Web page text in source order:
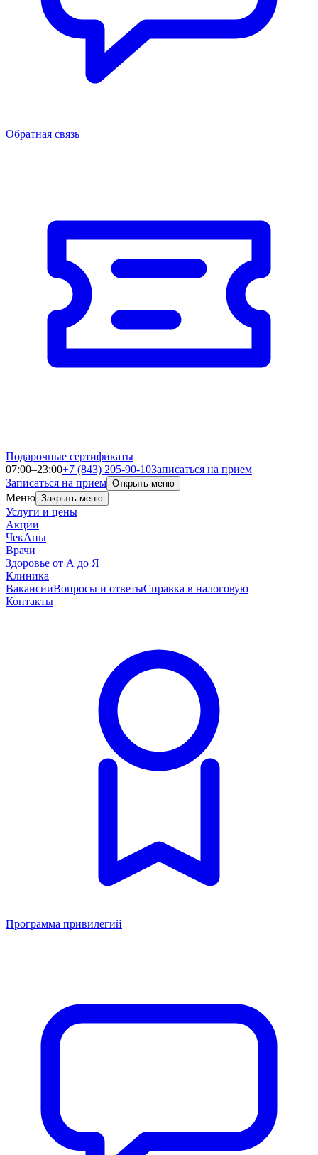
Обратная связь
Подарочные сертификаты
07:00–23:00+7 (843) 205-90-10Записаться на прием
Записаться на прием Открыть меню
Меню Закрыть меню
Услуги и цены
Акции
ЧекАпы
Врачи
Здоровье от А до Я
Клиника
ВакансииВопросы и ответыСправка в налоговую
Контакты
Программа привилегий